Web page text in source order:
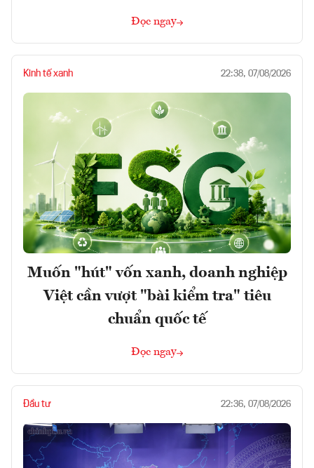
Đọc ngay
Kinh tế xanh 22:38, 07/08/2026
Muốn "hút" vốn xanh, doanh nghiệp
Việt cần vượt "bài kiểm tra" tiêu
chuẩn quốc tế
Đọc ngay
Đầu tư 22:36, 07/08/2026